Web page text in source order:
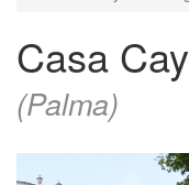
Casa
(Palma)